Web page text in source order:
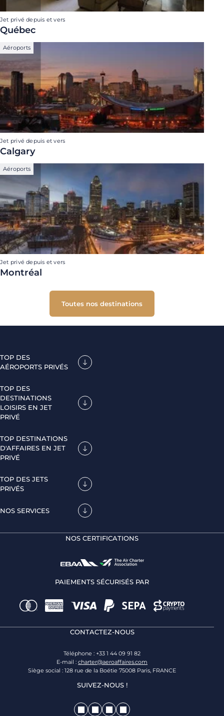
Jet privé depuis et vers
Québec
Aéroports
Jet privé depuis et vers
Calgary
Aéroports
Jet privé depuis et vers
Montréal
Toutes nos destinations
TOP DES
AÉROPORTS PRIVÉS
TOP DES
DESTINATIONS
LOISIRS EN JET
PRIVÉ
TOP DESTINATIONS
D'AFFAIRES EN JET
PRIVÉ
TOP DES JETS
PRIVÉS
NOS SERVICES
NOS CERTIFICATIONS
PAIEMENTS SÉCURISÉS PAR
CONTACTEZ-NOUS
Téléphone : +33 1 44 09 91 82
E-mail : charter@aeroaffaires.com
Siège social : 128 rue de la Boétie 75008 Paris, FRANCE
SUIVEZ-NOUS !